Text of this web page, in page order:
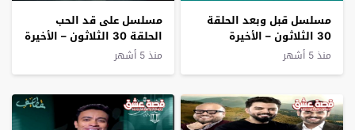
مسلسل قبل وبعد الحلقة
30 الثلاثون – الأخيرة
منذ 5 أشهر
مسلسل على قد الحب
الحلقة 30 الثلاثون – الأخيرة
منذ 5 أشهر